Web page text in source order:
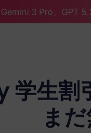
3 Pro、GPT
学生割
ま